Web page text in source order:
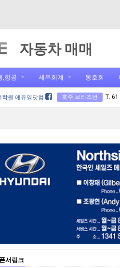
자동차 매매
,항공 세무회계 동호회
원 에듀영닷컴 호주 브리즈번 T.
서링크